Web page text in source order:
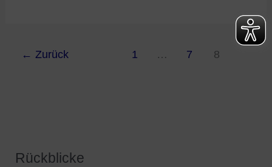
← Zurück 1 … 7 8
Rückblicke